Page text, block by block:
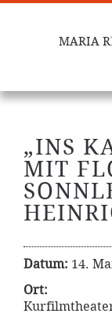
MARIA
„INS
MIT
Datum: 14.
Ort: